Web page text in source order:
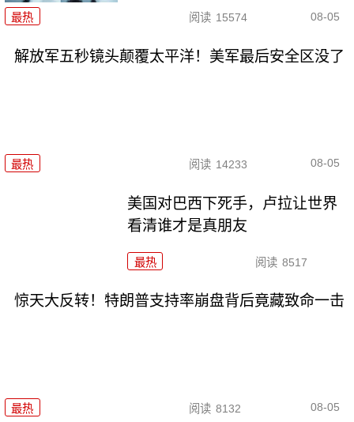
最热 阅读 15574 08-05
解放军五秒镜头颠覆太平洋！美军最后安全区没了
最热 阅读 14233 08-05
美国对巴西下死手，卢拉让世界
看清谁才是真朋友
最热 阅读 8517
惊天大反转！特朗普支持率崩盘背后竟藏致命一击
最热 阅读 8132 08-05